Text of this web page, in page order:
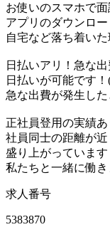
お使いのスマホで
アプリのダウンロ
自宅など落ち着い
日払いアリ！急な
日払いが可能です
急な出費が発生し
正社員登用の実績
社員同士の距離が
盛り上がっています
私たちと一緒に働
求人番号
5383870